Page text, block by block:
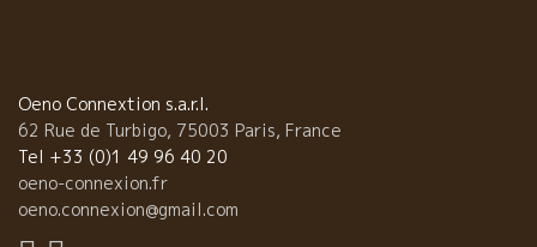
か、業務店の赤ちょうちん、焼き肉屋、居酒屋などで是非おいて
欲しいワインだ。 山田さんより、“何故このようなスタイルが必要
か”のレクチャーがはいる。 各スーパーの販売のプロフェッショナ
ルの面々は、どこを売り文句にするか？ この蔵の紹介キャッチフ
レーズ、販売ポイントを考えながらの訪問、皆真剣。 買付担当者
Oeno Connextion s.a.r.l.
62 Rue de Turbigo, 75003 Paris, France
Tel +33 (0)1 49 96 40 20
oeno-connexion.fr
oeno.connexion@gmail.com